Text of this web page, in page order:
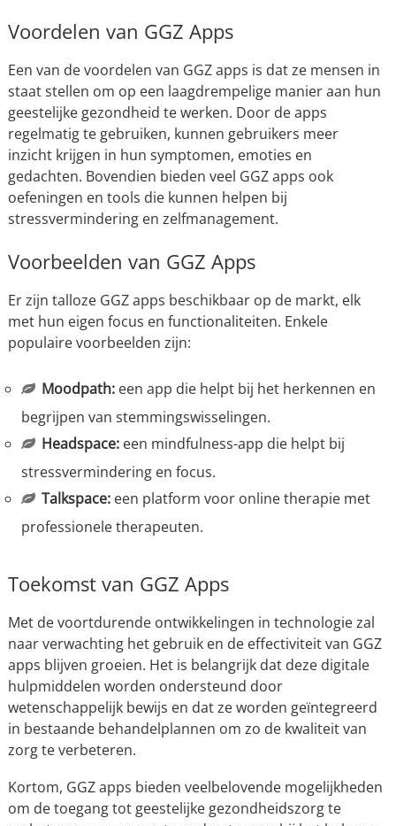
Voordelen van GGZ Apps
Een van de voordelen van GGZ apps is dat ze mensen in
staat stellen om op een laagdrempelige manier aan hun
geestelijke gezondheid te werken. Door de apps
regelmatig te gebruiken, kunnen gebruikers meer
inzicht krijgen in hun symptomen, emoties en
gedachten. Bovendien bieden veel GGZ apps ook
oefeningen en tools die kunnen helpen bij
stressvermindering en zelfmanagement.
Voorbeelden van GGZ Apps
Er zijn talloze GGZ apps beschikbaar op de markt, elk
met hun eigen focus en functionaliteiten. Enkele
populaire voorbeelden zijn:
Moodpath:een app die helpt bij het herkennen en
begrijpen van stemmingswisselingen.
Headspace:een mindfulness-app die helpt bij
stressvermindering en focus.
Talkspace:een platform voor online therapie met
professionele therapeuten.
Toekomst van GGZ Apps
Met de voortdurende ontwikkelingen in technologie zal
naar verwachting het gebruik en de effectiviteit van GGZ
apps blijven groeien. Het is belangrijk dat deze digitale
hulpmiddelen worden ondersteund door
wetenschappelijk bewijs en dat ze worden geïntegreerd
in bestaande behandelplannen om zo de kwaliteit van
zorg te verbeteren.
Kortom, GGZ apps bieden veelbelovende mogelijkheden
om de toegang tot geestelijke gezondheidszorg te